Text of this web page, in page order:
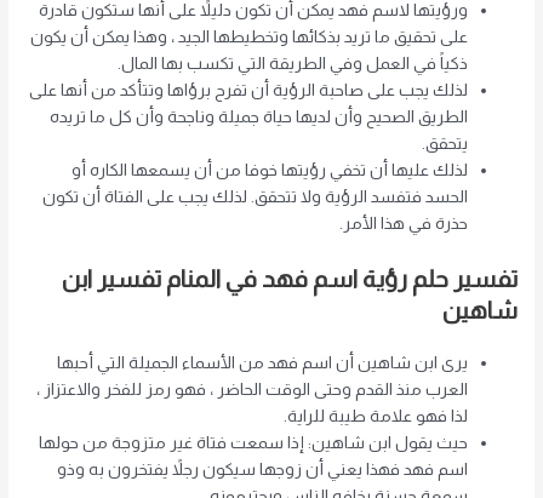
ورؤيتها لاسم فهد يمكن أن تكون دليلاً على أنها ستكون قادرة
على تحقيق ما تريد بذكائها وتخطيطها الجيد ، وهذا يمكن أن يكون
ذكياً في العمل وفي الطريقة التي تكسب بها المال.
لذلك يجب على صاحبة الرؤية أن تفرح برؤاها وتتأكد من أنها على
الطريق الصحيح وأن لديها حياة جميلة وناجحة وأن كل ما تريده
يتحقق.
لذلك عليها أن تخفي رؤيتها خوفا من أن يسمعها الكاره أو
الحسد فتفسد الرؤية ولا تتحقق. لذلك يجب على الفتاة أن تكون
حذرة في هذا الأمر.
تفسير حلم رؤية اسم فهد في المنام تفسير ابن
شاهين
يرى ابن شاهين أن اسم فهد من الأسماء الجميلة التي أحبها
العرب منذ القدم وحتى الوقت الحاضر ، فهو رمز للفخر والاعتزاز ،
لذا فهو علامة طيبة للراية.
حيث يقول ابن شاهين: إذا سمعت فتاة غير متزوجة من حولها
اسم فهد فهذا يعني أن زوجها سيكون رجلاً يفتخرون به وذو